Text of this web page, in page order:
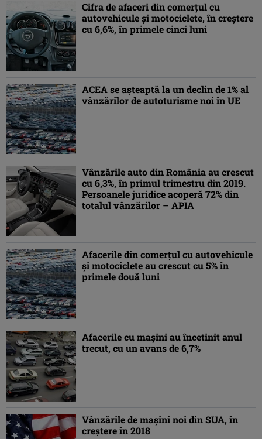
Cifra de afaceri din comerţul cu
autovehicule şi motociclete, în creştere
cu 6,6%, în primele cinci luni
ACEA se aşteaptă la un declin de 1% al
vânzărilor de autoturisme noi în UE
Vânzările auto din România au crescut
cu 6,3%, în primul trimestru din 2019.
Persoanele juridice acoperă 72% din
totalul vânzărilor – APIA
Afacerile din comerţul cu autovehicule
şi motociclete au crescut cu 5% în
primele două luni
Afacerile cu maşini au încetinit anul
trecut, cu un avans de 6,7%
Vânzările de maşini noi din SUA, în
creştere în 2018